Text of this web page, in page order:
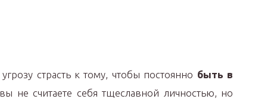
страсть к тому, чтобы постоянно быть в
не считаете себя тщеславной личностью, но